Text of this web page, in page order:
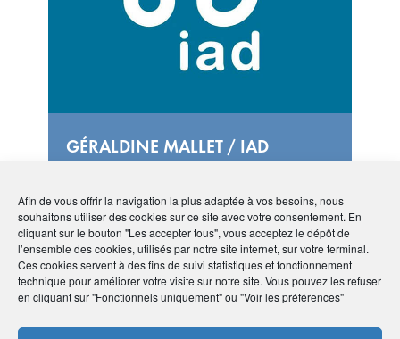
Afin de vous offrir la navigation la plus adaptée à vos besoins, nous
souhaitons utiliser des cookies sur ce site avec votre consentement. En
cliquant sur le bouton "Les accepter tous", vous acceptez le dépôt de
l’ensemble des cookies, utilisés par notre site internet, sur votre terminal.
Ces cookies servent à des fins de suivi statistiques et fonctionnement
technique pour améliorer votre visite sur notre site. Vous pouvez les refuser
en cliquant sur "Fonctionnels uniquement" ou "Voir les préférences"
GÉRALDINE MALLET / IAD
FRANCE
Conseiller immobilier à
votre service !